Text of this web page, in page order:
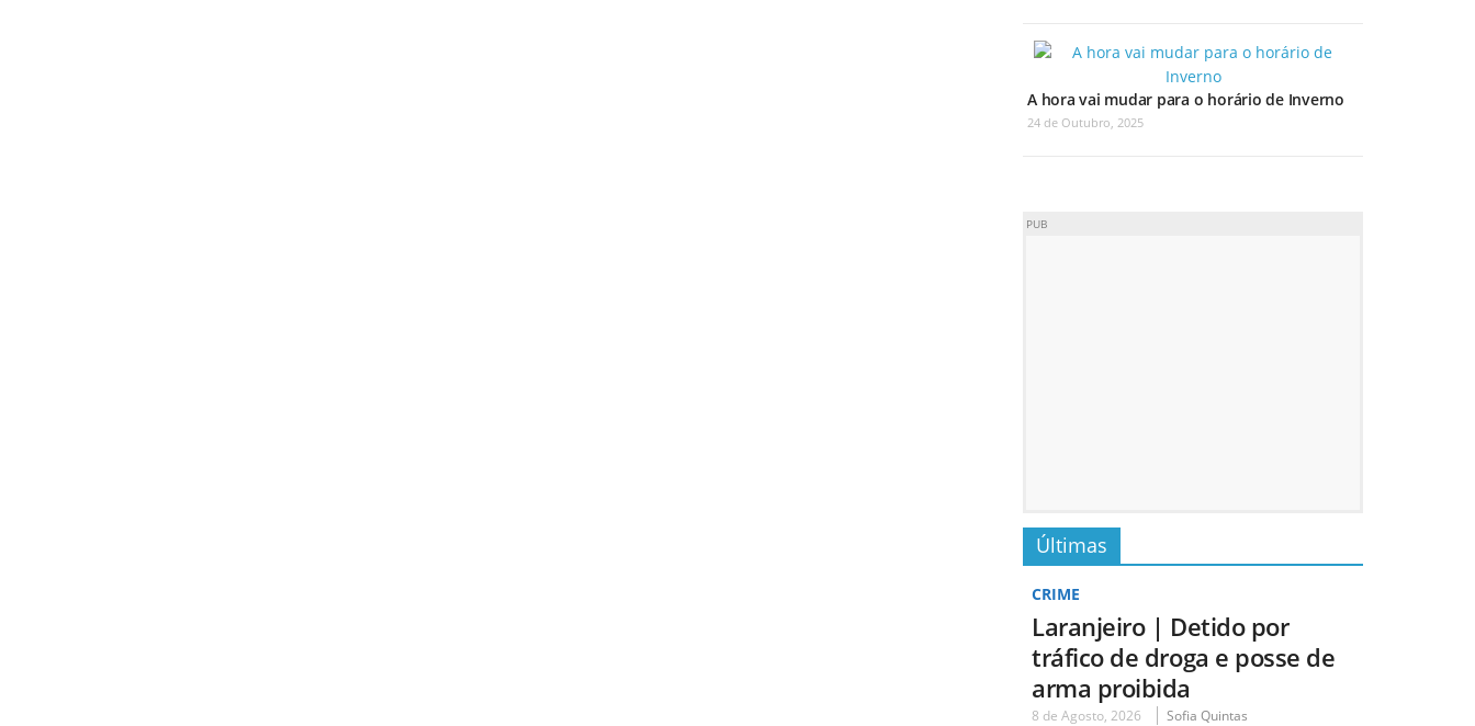
A hora vai mudar para o horário de Inverno
24 de Outubro, 2025
PUB
Últimas
CRIME
Laranjeiro | Detido por
tráfico de droga e posse de
arma proibida
8 de Agosto, 2026 Sofia Quintas